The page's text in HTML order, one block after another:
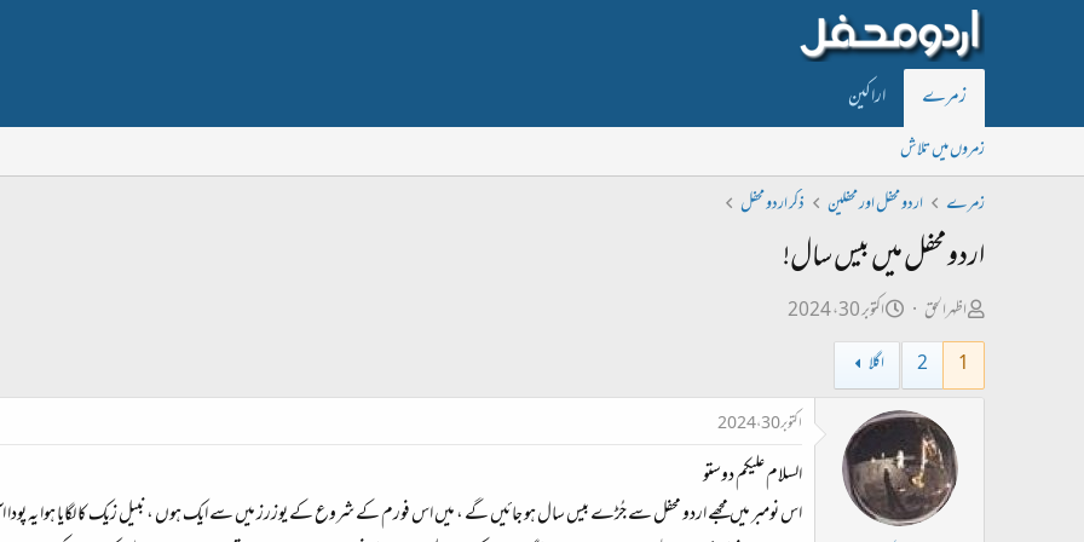
زمرے اراکین
زمروں میں تلاش
زمرے
اردو محفل اور محفلین ذکر اردو محفل
اردو محفل میں بیس سال!
ص
ا
ح
اظہرالحق
ت
ا
ی
خ
ا
ب
اکتوبر 30، 2024
1
2 اگلا
اکتوبر 30، 2024
السلام علیکم دوستو